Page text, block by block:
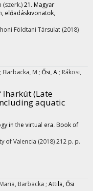
(szerk.)21. Magyar
előadáskivonatok,
Földtani Társulat (2018)
; Barbacka, M ; Ősi, A ; Rákosi,
Iharkút (Late
aquatic
in the virtual era. Book of
of Valencia (2018)212 p. p.
Maria, Barbacka ; Attila, Ősi